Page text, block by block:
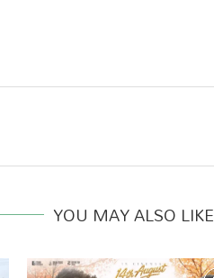
YOU MAY ALSO LIKE